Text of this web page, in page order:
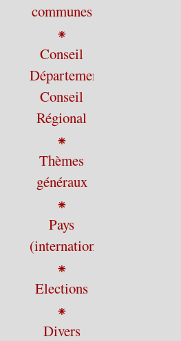
communes
⁕
Conseil
Départemental,
Conseil
Régional
⁕
Thèmes
généraux
⁕
Pays
(international)
⁕
Elections
⁕
Divers